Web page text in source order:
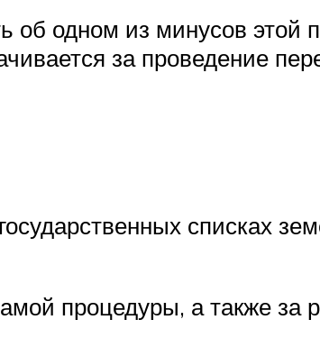
об одном из минусов этой
за проведение
списках
процедуры, а также за